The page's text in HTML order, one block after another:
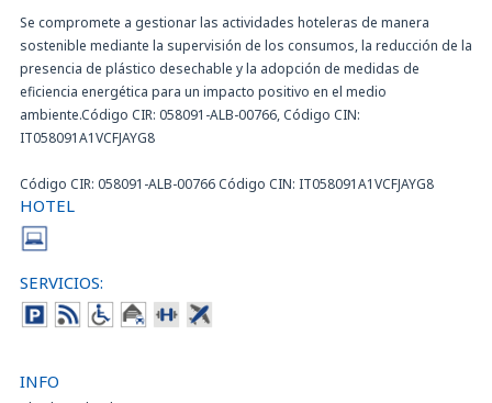
Se compromete a gestionar las actividades hoteleras de manera
sostenible mediante la supervisión de los consumos, la reducción de la
presencia de plástico desechable y la adopción de medidas de
eficiencia energética para un impacto positivo en el medio
ambiente.Código CIR: 058091-ALB-00766, Código CIN:
IT058091A1VCFJAYG8
Código CIR: 058091-ALB-00766 Código CIN: IT058091A1VCFJAYG8
HOTEL
SERVICIOS:
INFO